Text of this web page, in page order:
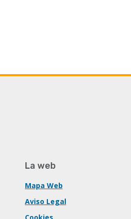
La web
Mapa Web
Aviso Legal